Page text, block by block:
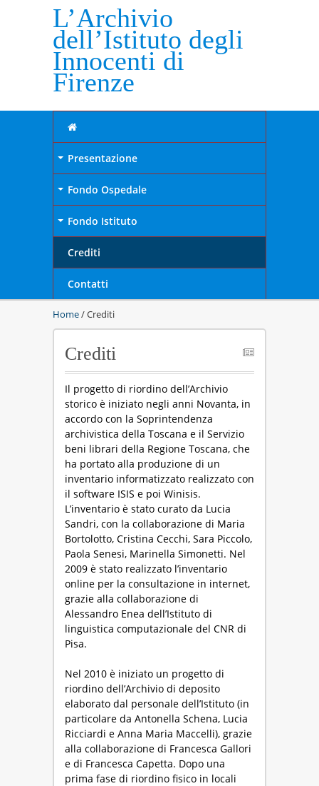
L’Archivio
dell’Istituto degli
Innocenti di
Firenze
Presentazione
Fondo Ospedale
Fondo Istituto
Crediti
Contatti
Home/ Crediti
Crediti
Il progetto di riordino dell’Archivio
storico è iniziato negli anni Novanta, in
accordo con la Soprintendenza
archivistica della Toscana e il Servizio
beni librari della Regione Toscana, che
ha portato alla produzione di un
inventario informatizzato realizzato con
il software ISIS e poi Winisis.
L’inventario è stato curato da Lucia
Sandri, con la collaborazione di Maria
Bortolotto, Cristina Cecchi, Sara Piccolo,
Paola Senesi, Marinella Simonetti. Nel
2009 è stato realizzato l’inventario
online per la consultazione in internet,
grazie alla collaborazione di
Alessandro Enea dell’Istituto di
linguistica computazionale del CNR di
Pisa.
Nel 2010 è iniziato un progetto di
riordino dell’Archivio di deposito
elaborato dal personale dell’Istituto (in
particolare da Antonella Schena, Lucia
Ricciardi e Anna Maria Maccelli), grazie
alla collaborazione di Francesca Gallori
e di Francesca Capetta. Dopo una
prima fase di riordino fisico in locali